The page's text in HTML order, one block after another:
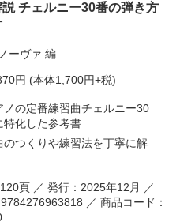
チェルニー30番の弾き方
ーヴァ 編
円 (本体1,700円+税)
ノの定番練習曲チェルニー30
特化した参考書
のつくりや練習法を丁寧に解
頁 ／ 発行：2025年12月 ／
／ 商品コード：